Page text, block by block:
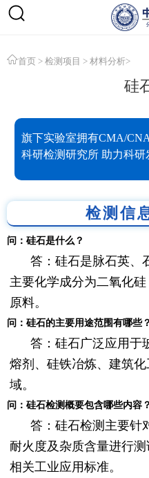
首页 > 检测项目 > 材料分析>
硅
旗下实验室拥有CMA/
科研检测研究所 助力科研
检测信
问：硅石是什么？
答：硅石是脉石英、
主要化学成分为二氧化
原料。
问：硅石的主要用途范围有哪些？
答：硅石广泛应用于
熔剂、硅铁冶炼、建筑
域。
问：硅石检测概要包含哪些内容？
答：硅石检测主要针
耐火度及杂质含量进行
相关工业应用标准。